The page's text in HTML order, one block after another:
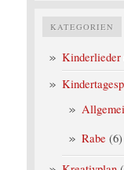
KATEGORIEN
Kinderlieder
Rabe (6)